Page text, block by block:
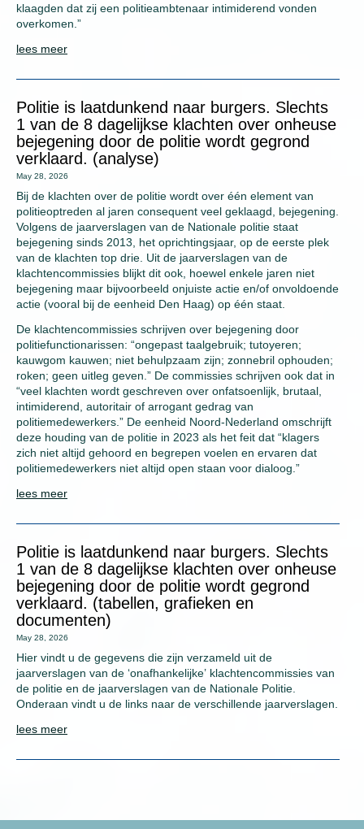
klaagden dat zij een politieambtenaar intimiderend vonden
overkomen.”
lees meer
Politie is laatdunkend naar burgers. Slechts
1 van de 8 dagelijkse klachten over onheuse
bejegening door de politie wordt gegrond
verklaard. (analyse)
May 28, 2026
Bij de klachten over de politie wordt over één element van
politieoptreden al jaren consequent veel geklaagd, bejegening.
Volgens de jaarverslagen van de Nationale politie staat
bejegening sinds 2013, het oprichtingsjaar, op de eerste plek
van de klachten top drie. Uit de jaarverslagen van de
klachtencommissies blijkt dit ook, hoewel enkele jaren niet
bejegening maar bijvoorbeeld onjuiste actie en/of onvoldoende
actie (vooral bij de eenheid Den Haag) op één staat.
De klachtencommissies schrijven over bejegening door
politiefunctionarissen: “ongepast taalgebruik; tutoyeren;
kauwgom kauwen; niet behulpzaam zijn; zonnebril ophouden;
roken; geen uitleg geven.” De commissies schrijven ook dat in
“veel klachten wordt geschreven over onfatsoenlijk, brutaal,
intimiderend, autoritair of arrogant gedrag van
politiemedewerkers.” De eenheid Noord-Nederland omschrijft
deze houding van de politie in 2023 als het feit dat “klagers
zich niet altijd gehoord en begrepen voelen en ervaren dat
politiemedewerkers niet altijd open staan voor dialoog.”
lees meer
Politie is laatdunkend naar burgers. Slechts
1 van de 8 dagelijkse klachten over onheuse
bejegening door de politie wordt gegrond
verklaard. (tabellen, grafieken en
documenten)
May 28, 2026
Hier vindt u de gegevens die zijn verzameld uit de
jaarverslagen van de ‘onafhankelijke’ klachtencommissies van
de politie en de jaarverslagen van de Nationale Politie.
Onderaan vindt u de links naar de verschillende jaarverslagen.
lees meer